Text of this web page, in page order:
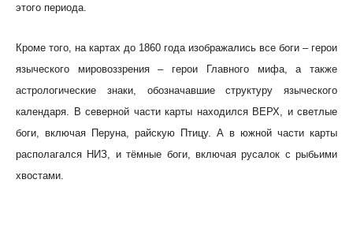
этого периода.
Кроме того, на картах до 1860 года изображались все боги – герои
языческого мировоззрения – герои Главного мифа, а также
астрологические знаки, обозначавшие структуру языческого
календаря. В северной части карты находился ВЕРХ, и светлые
боги, включая Перуна, райскую Птицу. А в южной части карты
располагался НИЗ, и тёмные боги, включая русалок с рыбьими
хвостами.